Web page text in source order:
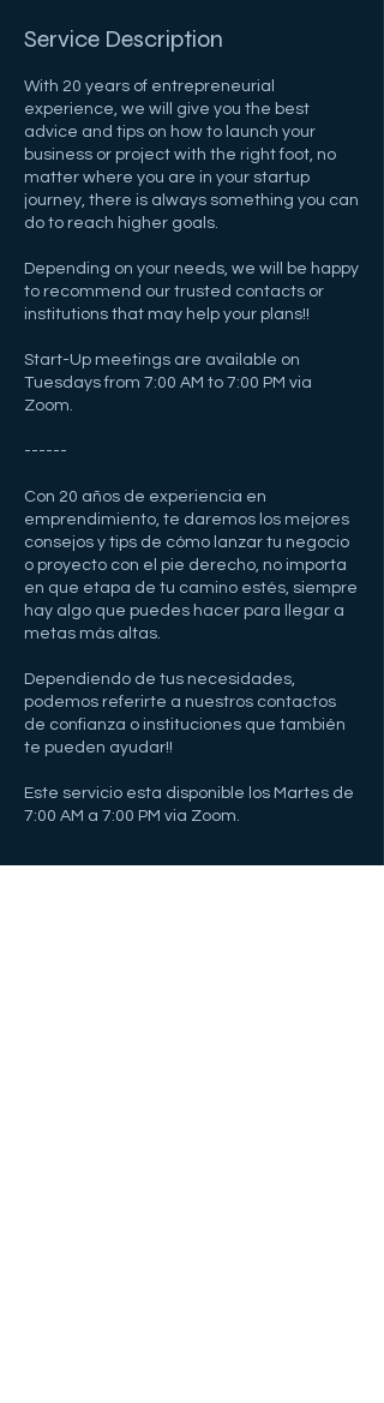
Service Description
With 20 years of entrepreneurial
experience, we will give you the best
advice and tips on how to launch your
business or project with the right foot, no
matter where you are in your startup
journey, there is always something you can
do to reach higher goals.
Depending on your needs, we will be happy
to recommend our trusted contacts or
institutions that may help your plans!!
Start-Up meetings are available on
Tuesdays from 7:00 AM to 7:00 PM via
Zoom.
------
Con 20 años de experiencia en
emprendimiento, te daremos los mejores
consejos y tips de cómo lanzar tu negocio
o proyecto con el pie derecho, no importa
en que etapa de tu camino estés, siempre
hay algo que puedes hacer para llegar a
metas más altas.
Dependiendo de tus necesidades,
podemos referirte a nuestros contactos
de confianza o instituciones que también
te pueden ayudar!!
Este servicio esta disponible los Martes de
7:00 AM a 7:00 PM via Zoom.